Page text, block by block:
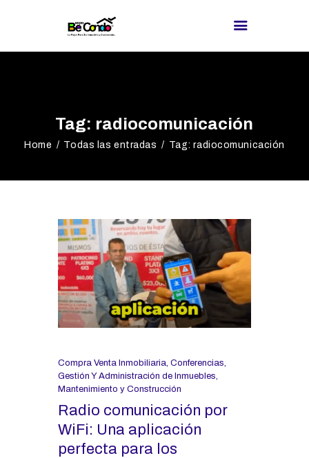
Tag: radiocomunicación
Home Todas las entradas Tag: radiocomunicación
PROVEEDORES
¿BUSCAS
BLOG
REDES
Compra Venta Inmobiliaria Conferencias
Gestión Y Administración de Inmuebles
Mantenimiento y Construcción
Radio comunicación por
WiFi: Una aplicación
perfecta para los